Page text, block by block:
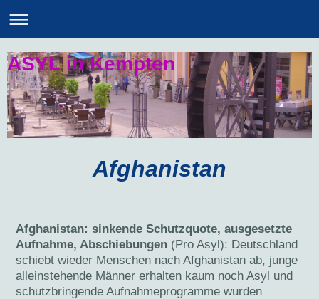
ASYL in Kempten
Afghanistan
Afghanistan: sinkende Schutzquote, ausgesetzte
Aufnahme, Abschiebungen (Pro Asyl): Deutschland
schiebt wieder Menschen nach Afghanistan ab, junge
alleinstehende Männer erhalten kaum noch Asyl und
schutzbringende Aufnahmeprogramme wurden